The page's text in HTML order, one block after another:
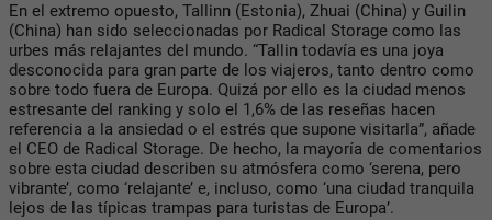
En el extremo opuesto, Tallinn (Estonia), Zhuai (China) y Guilin
(China) han sido seleccionadas por Radical Storage como las
urbes más relajantes del mundo. “Tallin todavía es una joya
desconocida para gran parte de los viajeros, tanto dentro como
sobre todo fuera de Europa. Quizá por ello es la ciudad menos
estresante del ranking y solo el 1,6% de las reseñas hacen
referencia a la ansiedad o el estrés que supone visitarla”, añade
el CEO de Radical Storage. De hecho, la mayoría de comentarios
sobre esta ciudad describen su atmósfera como ‘serena, pero
vibrante’, como ‘relajante’ e, incluso, como ‘una ciudad tranquila
lejos de las típicas trampas para turistas de Europa’.